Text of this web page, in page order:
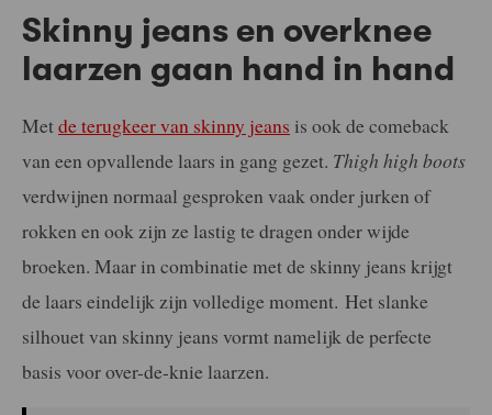
Skinny jeans en overknee
laarzen gaan hand in hand
Metde terugkeer van skinny jeans is ook de comeback
van een opvallende laars in gang gezet. Thigh high boots
verdwijnen normaal gesproken vaak onder jurken of
rokken en ook zijn ze lastig te dragen onder wijde
broeken. Maar in combinatie met de skinny jeans krijgt
de laars eindelijk zijn volledige moment. Het slanke
silhouet van skinny jeans vormt namelijk de perfecte
basis voor over-de-knie laarzen.